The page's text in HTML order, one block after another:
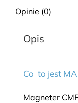
Opinie (0)
Opis
Co to jest
Magneter